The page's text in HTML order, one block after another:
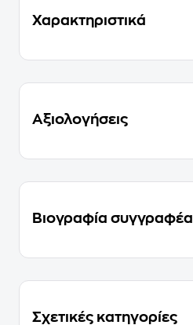
Χαρακτηριστικά
Αξιολογήσεις
Βιογραφία συγγραφέα
Σχετικές κατηγορίες